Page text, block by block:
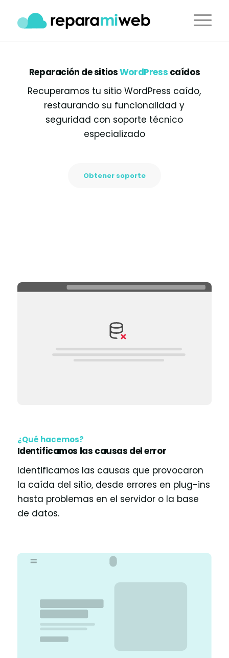
Reparación de sitiosWordPress caídos
Recuperamos tu sitio WordPress caído,
restaurando su funcionalidad y
seguridad con soporte técnico
especializado
Obtener soporte
¿Qué hacemos?
Identificamos las causas del error
Identificamos las causas que provocaron
la caída del sitio, desde errores en plug-ins
hasta problemas en el servidor o la base
de datos.